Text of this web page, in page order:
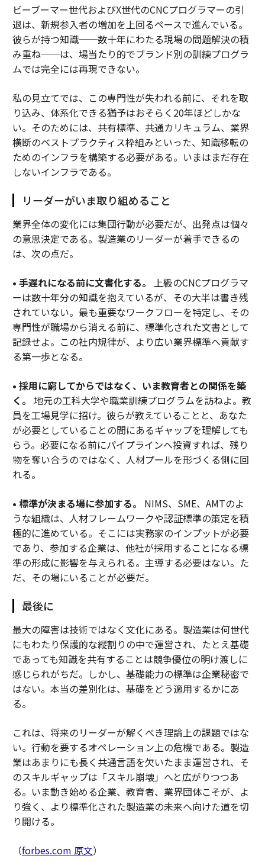
ビーブーマー世代およびX世代のCNCプログラマーの引
退は、新規参入者の増加を上回るペースで進んでいる。
彼らが持つ知識──数十年にわたる現場の問題解決の積
み重ね──は、場当たり的でブランド別の訓練プログラ
ムでは完全には再現できない。
私の見立てでは、この専門性が失われる前に、それを取
り込み、体系化できる猶予はおそらく20年ほどしかな
い。そのためには、共有標準、共通カリキュラム、業界
横断のベストプラクティス枠組みといった、知識移転の
ためのインフラを構築する必要がある。いまはまだ存在
しないインフラである。
リーダーがいま取り組めること
業界全体の変化には集団行動が必要だが、出発点は個々
の意思決定である。製造業のリーダーが着手できるの
は、次の点だ。
• 手遅れになる前に文書化する。 上級のCNCプログラマ
ーは数十年分の知識を抱えているが、その大半は書き残
されていない。最も重要なワークフローを特定し、その
専門性が職場から消える前に、標準化された文書として
記録せよ。この社内規律が、より広い業界標準へ貢献す
る第一歩となる。
• 採用に窮してからではなく、いま教育者との関係を築
く。 地元の工科大学や職業訓練プログラムを訪ねよ。教
員を工場見学に招け。彼らが教えていることと、あなた
が必要としていることの間にあるギャップを理解しても
らう。必要になる前にパイプラインへ投資すれば、残り
物を奪い合うのではなく、人材プールを形づくる側に回
れる。
• 標準が決まる場に参加する。
NIMS、SME、AMTのよ
うな組織は、人材フレームワークや認証標準の策定を積
極的に進めている。そこには実務家のインプットが必要
であり、参加する企業は、他社が採用することになる標
準の形成に影響を与えられる。主導する必要はない。た
だ、その場にいることが必要だ。
最後に
最大の障害は技術ではなく文化にある。製造業は何世代
にもわたり保護的な縦割りの中で運営され、たとえ基礎
であっても知識を共有することは競争優位の明け渡しに
感じられがちだ。しかし、基礎能力の標準は企業秘密で
はない。本当の差別化は、基礎をどう適用するかにあ
る。
これは、将来のリーダーが解くべき理論上の課題ではな
い。行動を要するオペレーション上の危機である。製造
業はあまりにも長く共通言語を欠いたまま運営され、そ
のスキルギャップは「スキル崩壊」へと広がりつつあ
る。いま動き始める企業、教育者、業界団体こそが、よ
り強く、より標準化された製造業の未来へ向けた道を切
り開ける。
（forbes.com 原文）